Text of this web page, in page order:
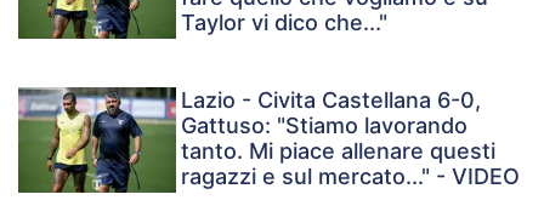
Taylor vi dico che..."
Lazio - Civita Castellana 6-0,
Gattuso: "Stiamo lavorando
tanto. Mi piace allenare questi
ragazzi e sul mercato..." - VIDEO